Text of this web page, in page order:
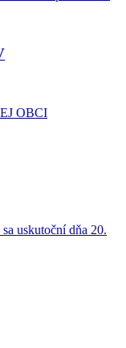
OBCI
uskutoční dňa 20.